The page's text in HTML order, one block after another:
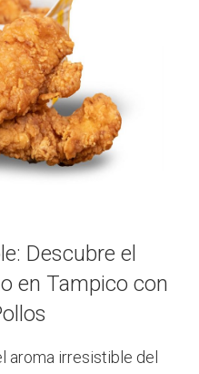
Descubre el
en Tampico con
aroma irresistible del